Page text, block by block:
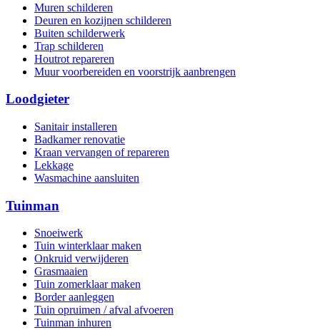
Muren schilderen
Deuren en kozijnen schilderen
Buiten schilderwerk
Trap schilderen
Houtrot repareren
Muur voorbereiden en voorstrijk aanbrengen
Loodgieter
Sanitair installeren
Badkamer renovatie
Kraan vervangen of repareren
Lekkage
Wasmachine aansluiten
Tuinman
Snoeiwerk
Tuin winterklaar maken
Onkruid verwijderen
Grasmaaien
Tuin zomerklaar maken
Border aanleggen
Tuin opruimen / afval afvoeren
Tuinman inhuren